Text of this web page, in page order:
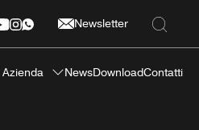
Newsletter
Azienda NewsDownloadContatti